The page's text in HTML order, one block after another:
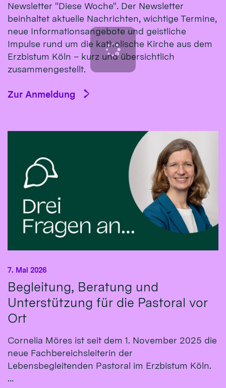
Newsletter "Diese Woche". Der Newsletter
beinhaltet aktuelle Nachrichten, wichtige Termine,
neue Informationsangebote und geistliche
Impulse rund um die katholische Kirche aus dem
Erzbistum Köln – kurz und übersichtlich
zusammengestellt.
Zur Anmeldung
Begleitung, Beratung und
Unterstützung für die Pastoral vor
Ort
7. Mai 2026
Cornelia Möres ist seit dem 1. November 2025 die
neue Fachbereichsleiterin der
Lebensbegleitenden Pastoral im Erzbistum Köln.
...